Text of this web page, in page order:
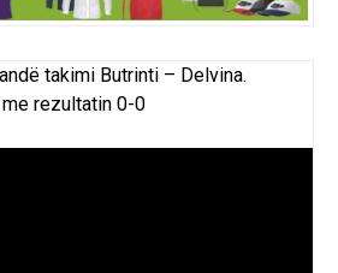
takimi Butrinti – Delvina.
rezultatin 0-0